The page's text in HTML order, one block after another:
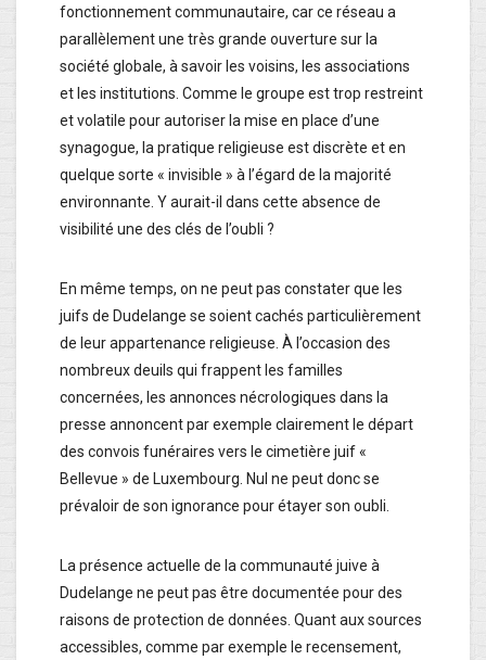
fonctionnement communautaire, car ce réseau a
parallèlement une très grande ouverture sur la
société globale, à savoir les voisins, les associations
et les institutions. Comme le groupe est trop restreint
et volatile pour autoriser la mise en place d’une
synagogue, la pratique religieuse est discrète et en
quelque sorte « invisible » à l’égard de la majorité
environnante. Y aurait-il dans cette absence de
visibilité une des clés de l’oubli ?
En même temps, on ne peut pas constater que les
juifs de Dudelange se soient cachés particulièrement
de leur appartenance religieuse. À l’occasion des
nombreux deuils qui frappent les familles
concernées, les annonces nécrologiques dans la
presse annoncent par exemple clairement le départ
des convois funéraires vers le cimetière juif «
Bellevue » de Luxembourg. Nul ne peut donc se
prévaloir de son ignorance pour étayer son oubli.
La présence actuelle de la communauté juive à
Dudelange ne peut pas être documentée pour des
raisons de protection de données. Quant aux sources
accessibles, comme par exemple le recensement,